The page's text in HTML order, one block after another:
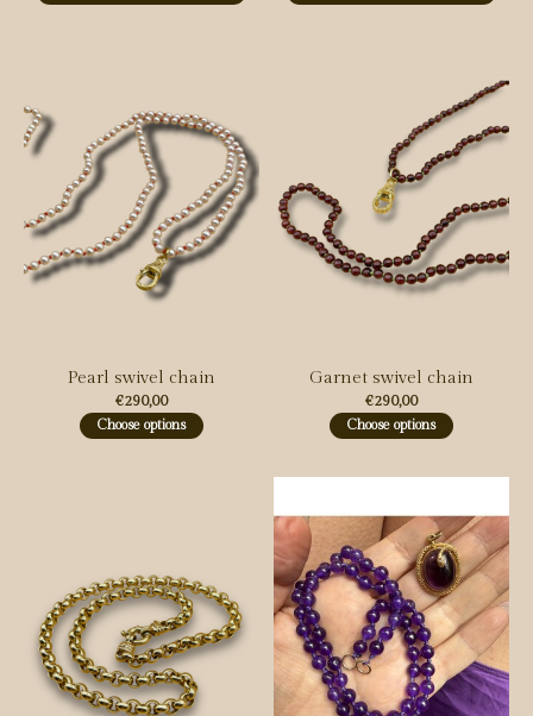
Pearl swivel chain
€290,00
Choose options
Garnet swivel chain
€290,00
Choose options